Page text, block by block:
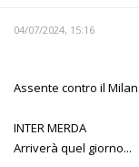
04/07/2024, 15:16
Assente contro il Milan.
INTER MERDA
Arriverà quel giorno...